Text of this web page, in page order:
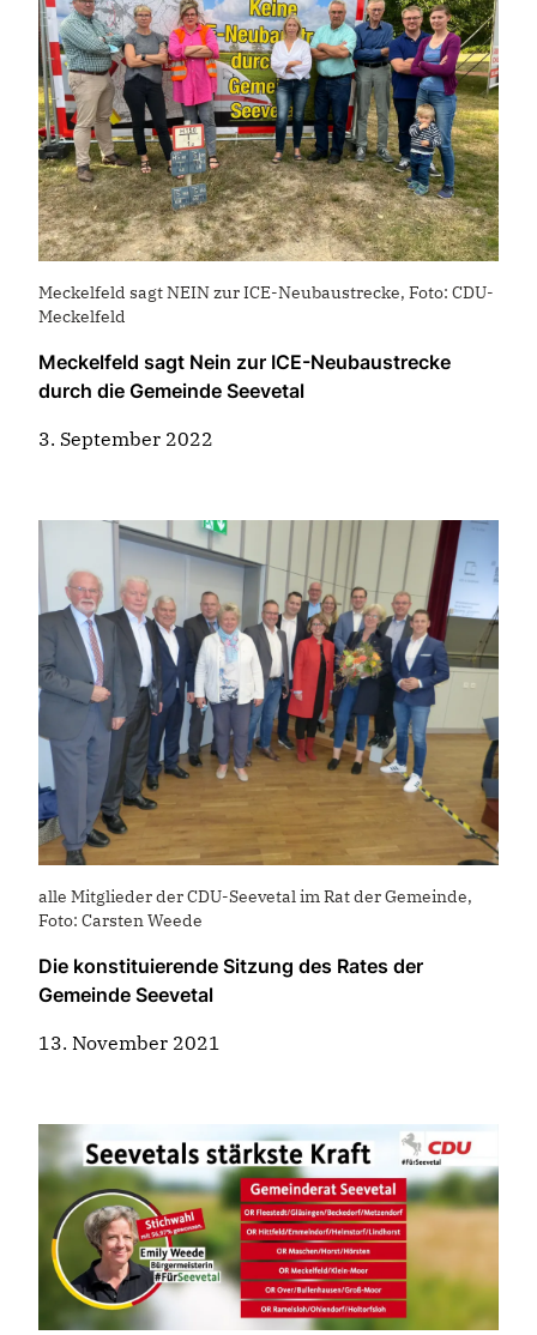
Meckelfeld sagt NEIN zur ICE-Neubaustrecke, Foto: CDU-
Meckelfeld
Meckelfeld sagt Nein zur ICE-Neubaustrecke
durch die Gemeinde Seevetal
3. September 2022
alle Mitglieder der CDU-Seevetal im Rat der Gemeinde,
Foto: Carsten Weede
Die konstituierende Sitzung des Rates der
Gemeinde Seevetal
13. November 2021